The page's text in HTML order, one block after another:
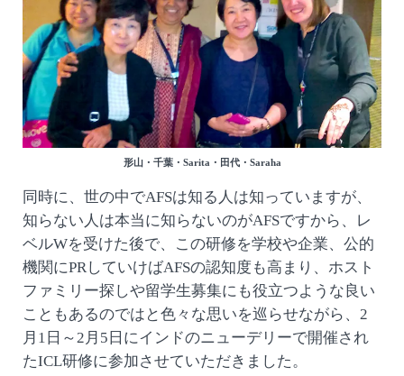
形山・千葉・Sarita・田代・Saraha
同時に、世の中でAFSは知る人は知っていますが、
知らない人は本当に知らないのがAFSですから、レ
ベルWを受けた後で、この研修を学校や企業、公的
機関にPRしていけばAFSの認知度も高まり、ホスト
ファミリー探しや留学生募集にも役立つような良い
こともあるのではと色々な思いを巡らせながら、2
月1日～2月5日にインドのニューデリーで開催され
たICL研修に参加させていただきました。